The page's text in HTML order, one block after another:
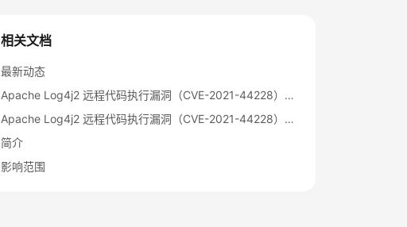
相关文档
最新动态
Apache Log4j2 远程代码执行漏洞（CVE-2021-44228）公告
Apache Log4j2 远程代码执行漏洞（CVE-2021-44228）修复指导
简介
影响范围